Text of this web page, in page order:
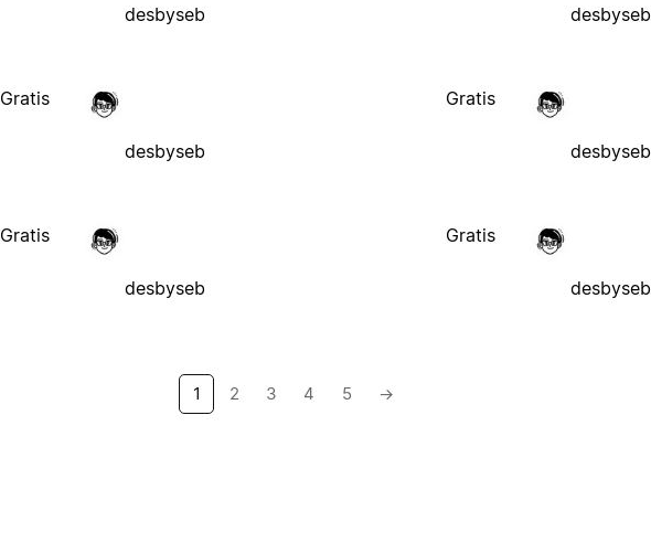
desbyseb desbyseb
Gratis
desbyseb
Gratis
desbyseb
Gratis
desbyseb
Gratis
desbyseb
1 2 3 4 5 →